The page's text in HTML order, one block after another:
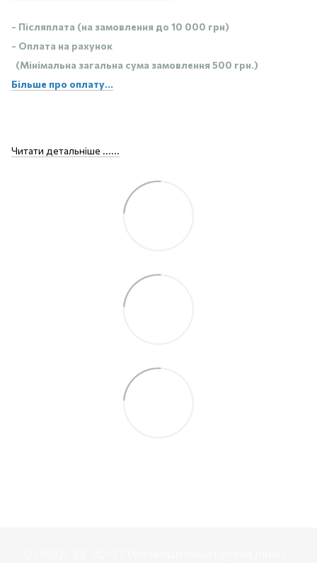
- Післяплата (на замовлення до 10 000 грн)
- Оплата на рахунок
(Мінімальна загальна сума замовлення 500 грн.)
Більше про оплату...
Читати детальніше ......